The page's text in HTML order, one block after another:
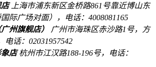
店 上海市浦东新区金桥路861号靠近博山东
际广场对面），电话：4008081165
州旗舰店）
广州市海珠区赤沙路1号，方
电话：02031957542
象店杭州市江汉路188-196号，电话：